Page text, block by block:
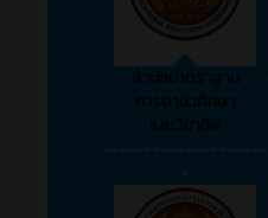
สำนักมาตราฐาน
การอาชีวศึกษา
และวิชาชีพ
--------------------
-